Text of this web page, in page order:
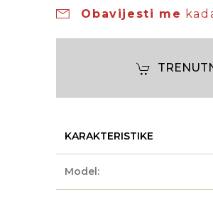
Obavijesti me
KARAKTERISTIKE
Model: